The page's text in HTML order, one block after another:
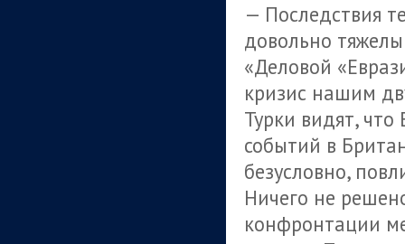
— Последствия
довольно
«Деловой
кризис нашим
Турки видят,
событий в
безусловно,
Ничего не
конфронтации